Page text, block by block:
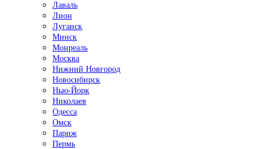
Лаваль
Лион
Луганск
Минск
Монреаль
Москва
Нижний Новгород
Новосибирск
Нью-Йорк
Николаев
Одесса
Омск
Париж
Пермь